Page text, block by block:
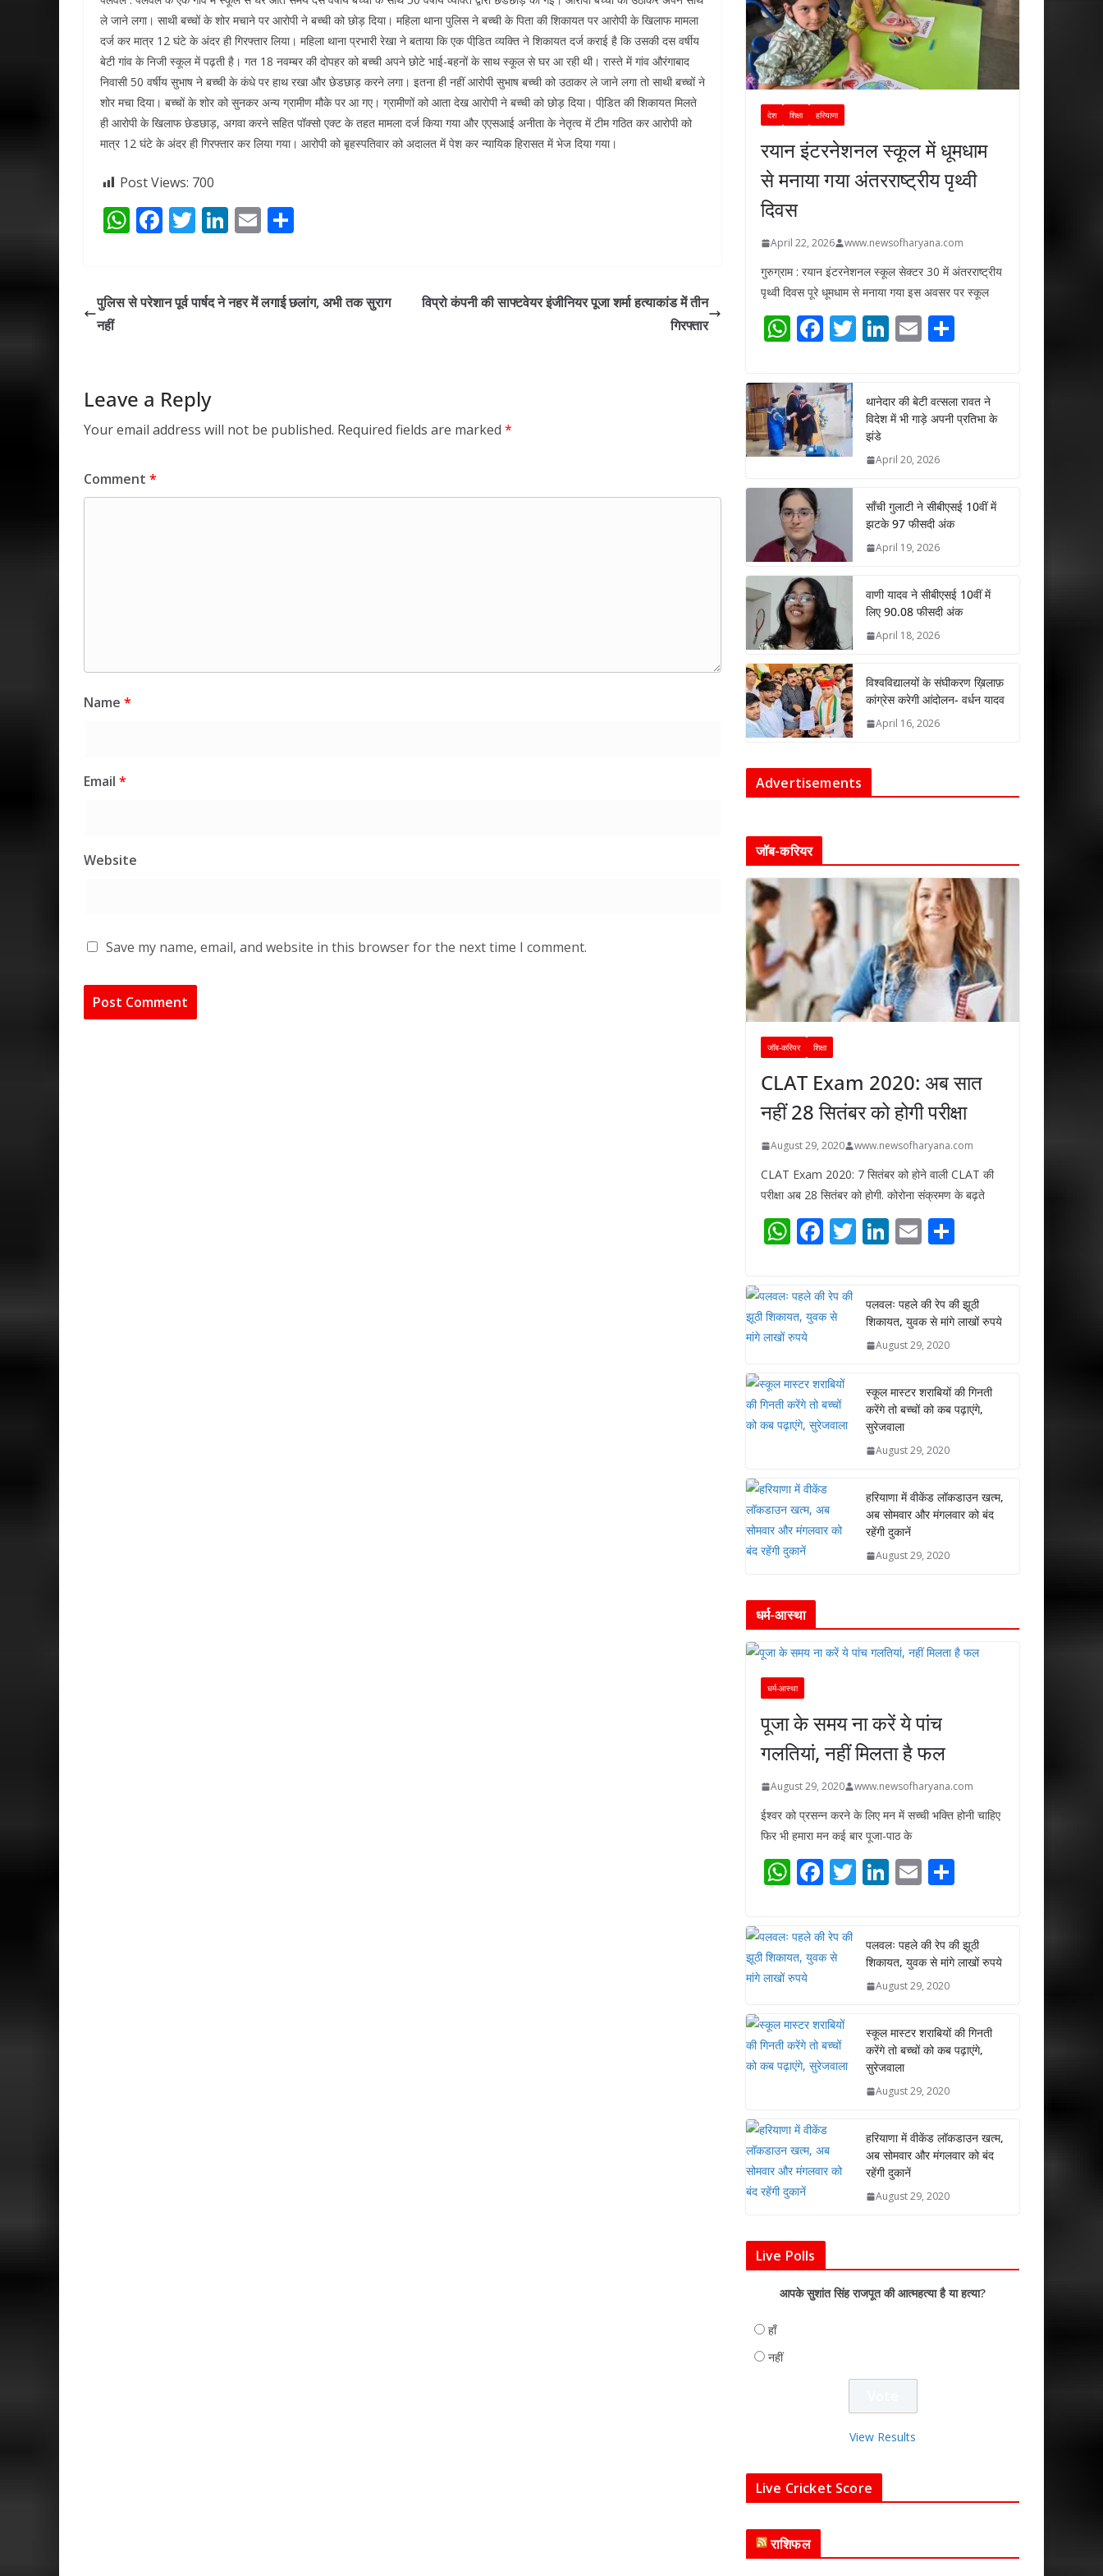
ले जाने लगा। साथी बच्चों के शोर मचाने पर आरोपी ने बच्ची को छोड़ दिया। महिला थाना पुलिस ने बच्ची के पिता की शिकायत पर आरोपी के खिलाफ मामला
दर्ज कर मात्र 12 घंटे के अंदर ही गिरफ्तार लिया। महिला थाना प्रभारी रेखा ने बताया कि एक पीडि़त व्यक्ति ने शिकायत दर्ज कराई है कि उसकी दस वर्षीय
बेटी गांव के निजी स्कूल में पढ़ती है। गत 18 नवम्बर की दोपहर को बच्ची अपने छोटे भाई-बहनों के साथ स्कूल से घर आ रही थी। रास्ते में गांव औरंगाबाद
निवासी 50 वर्षीय सुभाष ने बच्ची के कंधे पर हाथ रखा और छेडछाड़ करने लगा। इतना ही नहीं आरोपी सुभाष बच्ची को उठाकर ले जाने लगा तो साथी बच्चों ने
शोर मचा दिया। बच्चों के शोर को सुनकर अन्य ग्रामीण मौके पर आ गए। ग्रामीणों को आता देख आरोपी ने बच्ची को छोड़ दिया। पीडि़त की शिकायत मिलते
ही आरोपी के खिलाफ छेडछाड़, अगवा करने सहित पॉक्सो एक्ट के तहत मामला दर्ज किया गया और एएसआई अनीता के नेतृत्व में टीम गठित कर आरोपी को
मात्र 12 घंटे के अंदर ही गिरफ्तार कर लिया गया। आरोपी को बृहस्पतिवार को अदालत में पेश कर न्यायिक हिरासत में भेज दिया गया।
Post Views: 700
W
s
F
b
T
er
Li
e
E
l e
पुलिस से परेशान पूर्व पार्षद ने नहर में लगाई छलांग, अभी तक सुराग
नहीं
विप्रो कंपनी की साफ्टवेयर इंजीनियर पूजा शर्मा हत्याकांड में तीन
गिरफ्तार
Leave a Reply
Your email address will not be published. Required fields are marked *
Comment *
Name *
Email *
Website
Save my name, email, and website in this browser for the next time I comment.
देश शिक्षा हरियाणा
रयान इंटरनेशनल स्कूल में धूमधाम
से मनाया गया अंतरराष्ट्रीय पृथ्वी
दिवस
April 22, 2026 www.newsofharyana.com
गुरुग्राम : रयान इंटरनेशनल स्कूल सेक्टर 30 में अंतरराष्ट्रीय
पृथ्वी दिवस पूरे धूमधाम से मनाया गया इस अवसर पर स्कूल
W
at
s
A
p
p
F
e
b
o
o
k
T
er
Li
e
dI
n
E
l e
थानेदार की बेटी वत्सला रावत ने
विदेश में भी गाड़े अपनी प्रतिभा के
झंडे
April 20, 2026
साँची गुलाटी ने सीबीएसई 10वीं में
झटके 97 फीसदी अंक
April 19, 2026
वाणी यादव ने सीबीएसई 10वीं में
लिए 90.08 फीसदी अंक
April 18, 2026
विश्वविद्यालयों के संघीकरण ख़िलाफ़
कांग्रेस करेगी आंदोलन- वर्धन यादव
April 16, 2026
Advertisements
जॉब-करियर
जॉब-करियर शिक्षा
CLAT Exam 2020: अब सात
नहीं 28 सितंबर को होगी परीक्षा
August 29, 2020 www.newsofharyana.com
CLAT Exam 2020: 7 सितंबर को होने वाली CLAT की
परीक्षा अब 28 सितंबर को होगी. कोरोना संक्रमण के बढ़ते
W
at
s
A
p
F
e
b
k
T
er
Li
e
dI
n
E
l e
पलवलः पहले की रेप की झूठी
शिकायत, युवक से मांगे लाखों रुपये
August 29, 2020
स्कूल मास्टर शराबियों की गिनती
करेंगे तो बच्चों को कब पढ़ाएंगे,
सुरेजवाला
August 29, 2020
हरियाणा में वीकेंड लॉकडाउन खत्म,
अब सोमवार और मंगलवार को बंद
रहेंगी दुकानें
August 29, 2020
धर्म-आस्था
धर्म-आस्था
पूजा के समय ना करें ये पांच
गलतियां, नहीं मिलता है फल
August 29, 2020 www.newsofharyana.com
ईश्वर को प्रसन्न करने के लिए मन में सच्ची भक्ति होनी चाहिए
फिर भी हमारा मन कई बार पूजा-पाठ के
W
at
s
A
p
F
e
b
k
T
er
Li
e
dI
n
E
l e
पलवलः पहले की रेप की झूठी
शिकायत, युवक से मांगे लाखों रुपये
August 29, 2020
स्कूल मास्टर शराबियों की गिनती
करेंगे तो बच्चों को कब पढ़ाएंगे,
सुरेजवाला
August 29, 2020
हरियाणा में वीकेंड लॉकडाउन खत्म,
अब सोमवार और मंगलवार को बंद
रहेंगी दुकानें
August 29, 2020
Live Polls
आपके सुशांत सिंह राजपूत की आत्महत्या है या हत्या?
हाँ
नहीं
View Results
Live Cricket Score
राशिफल